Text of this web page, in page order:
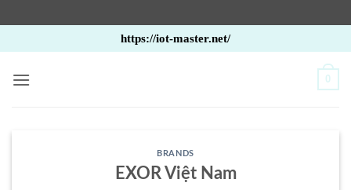
qua
nội
https://iot-master.net/
0
BRANDS
EXOR Việt Nam